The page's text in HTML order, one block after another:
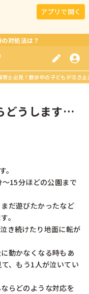
アプリで開く
対処法は？
育士必見！散歩中の子どもが泣き
どうします
15分ほどの公園まで
だ遊びたかったなど
。
き続けたり地面に転が
動かなくなる時もあ
、もう1人が泣いてい
らどのような対応を